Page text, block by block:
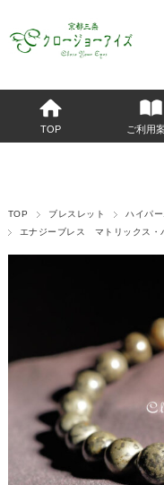
TOP ご利用
TOP ブレスレット
ハイパ
エナジーブレス マトリックス